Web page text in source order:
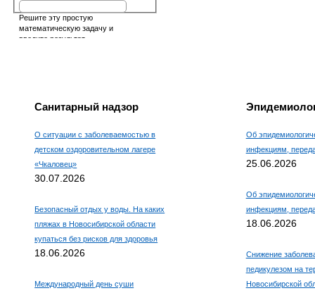
Решите эту простую
математическую задачу и
введите результат.
Санитарный надзор
О ситуации с заболеваемостью в
детском оздоровительном лагере
«Чкаловец»
30.07.2026
Безопасный отдых у воды. На каких
пляжах в Новосибирской области
купаться без рисков для здоровья
18.06.2026
Международный день суши
Об
инфекциям,
25.06.2026
Об
инфекциям,
18.06.2026
Снижение
педикулезом на
Новосибирской